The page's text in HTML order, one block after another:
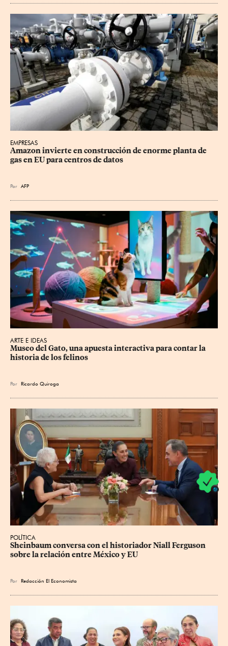
EMPRESAS
Amazon invierte en construcción de enorme planta de
gas en EU para centros de datos
Por AFP
ARTE E IDEAS
Museo del Gato, una apuesta interactiva para contar la
historia de los felinos
Por Ricardo Quiroga
POLÍTICA
Sheinbaum conversa con el historiador Niall Ferguson
sobre la relación entre México y EU
Por Redacción El Economista